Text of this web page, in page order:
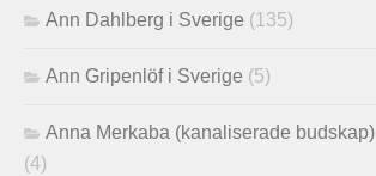
Ann Dahlberg i Sverige (135)
Ann Gripenlöf i Sverige (5)
Anna Merkaba (kanaliserade budskap)
(4)